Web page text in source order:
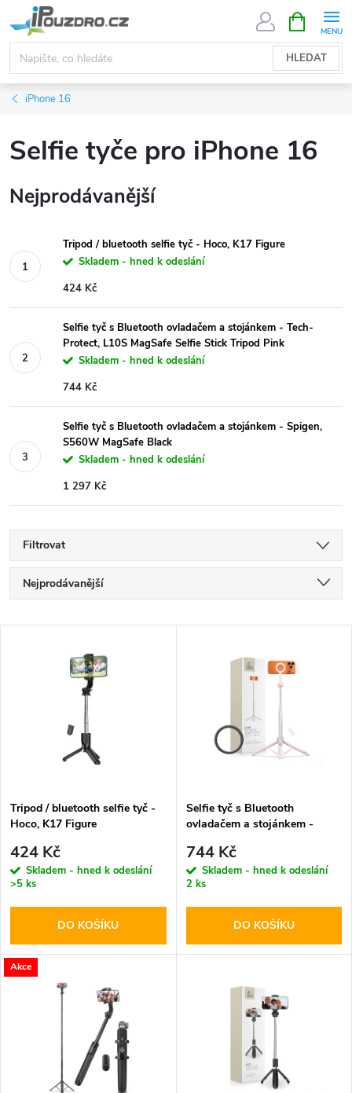
na
obsah
HLEDAT
NÁKUPNÍ
KOŠÍK
iPhone 16
Selfie tyče pro iPhone 16
Nejprodávanější
Tripod / bluetooth selfie tyč - Hoco, K17 Figure
Skladem - hned k odeslání
424 Kč
Selfie tyč s Bluetooth ovladačem a stojánkem - Tech-
Protect, L10S MagSafe Selfie Stick Tripod Pink
Skladem - hned k odeslání
744 Kč
Selfie tyč s Bluetooth ovladačem a stojánkem - Spigen,
S560W MagSafe Black
Skladem - hned k odeslání
1 297 Kč
Filtrovat
Ř
a
p
r
o
d
u
Nejprodávanější
Abecedně
s
p
r
o
d
Tripod / bluetooth selfie tyč -
Hoco, K17 Figure
424 Kč
Skladem - hned k odeslání
>5 ks
DO KOŠÍKU
Selfie tyč s Bluetooth
ovladačem a stojánkem -
Selfie Stick Tripod Pink
744 Kč
Skladem - hned k odeslání
2 ks
DO KOŠÍKU
Akce